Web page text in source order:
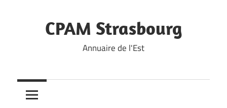
CPAM Strasbourg
Annuaire de l'Est